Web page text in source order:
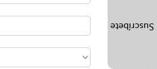
Suscríbete